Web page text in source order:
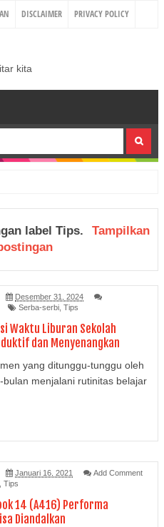
DISCLAIMER PRIVACY POLICY
kita
labelTips.
Tampilkan
Desember 31, 2024
Serba-serbi Tips
Waktu Liburan Sekolah
dan Menyenangkan
yang ditunggu-tunggu oleh
menjalani rutinitas belajar
Januari 16, 2021
Add Comment
Tips
14 (A416) Performa
Diandalkan